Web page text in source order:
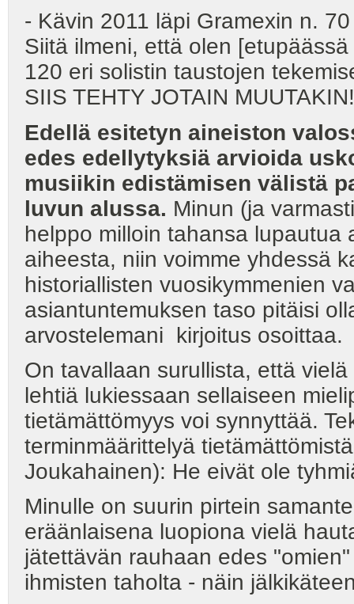
- Kävin 2011 läpi Gramexin n.
Siitä ilmeni, että olen
120 eri solistin taustojen
SIIS TEHTY JOTAIN
Edellä esitetyn aineiston
edes edellytyksiä arvioida
musiikin edistämisen välistä
luvun alussa. Minun (ja
helppo milloin tahansa lupautua
aiheesta, niin voimme yhdessä
historiallisten vuosikymmenien
asiantuntemuksen taso pitäisi
arvostelemani kirjoitus osoittaa.
On tavallaan surullista, että
lehtiä lukiessaan sellaiseen
tietämättömyys voi synnyttää.
terminmäärittelyä
Joukahainen): He eivät ole
Minulle on suurin pirtein
eräänlaisena luopiona vielä
jätettävän rauhaan edes
ihmisten taholta - näin